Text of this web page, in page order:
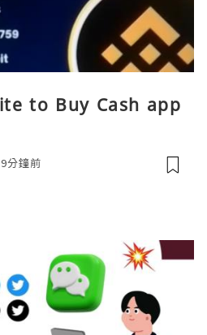
to Buy Cash app
9分鐘前